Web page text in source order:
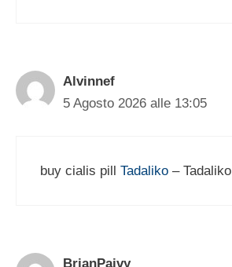
Alvinnef
5 Agosto 2026 alle 13:05
buy cialis pill Tadaliko – Tadaliko
BrianPaivy